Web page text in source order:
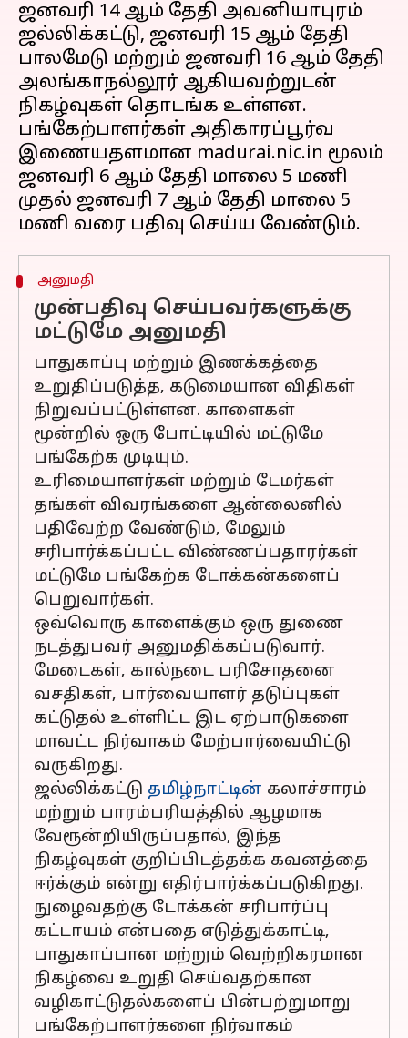
ஜனவரி 14 ஆம் தேதி அவனியாபுரம்
ஜல்லிக்கட்டு, ஜனவரி 15 ஆம் தேதி
பாலமேடு மற்றும் ஜனவரி 16 ஆம் தேதி
அலங்காநல்லூர் ஆகியவற்றுடன்
நிகழ்வுகள் தொடங்க உள்ளன.
பங்கேற்பாளர்கள் அதிகாரப்பூர்வ
இணையதளமான madurai.nic.in மூலம்
ஜனவரி 6 ஆம் தேதி மாலை 5 மணி
முதல் ஜனவரி 7 ஆம் தேதி மாலை 5
அனுமதி
முன்பதிவு செய்பவர்களுக்கு
மட்டுமே அனுமதி
பாதுகாப்பு மற்றும் இணக்கத்தை
உறுதிப்படுத்த, கடுமையான விதிகள்
நிறுவப்பட்டுள்ளன. காளைகள்
மூன்றில் ஒரு போட்டியில் மட்டுமே
பங்கேற்க முடியும்.
உரிமையாளர்கள் மற்றும் டேமர்கள்
தங்கள் விவரங்களை ஆன்லைனில்
பதிவேற்ற வேண்டும், மேலும்
சரிபார்க்கப்பட்ட விண்ணப்பதாரர்கள்
மட்டுமே பங்கேற்க டோக்கன்களைப்
பெறுவார்கள்.
ஒவ்வொரு காளைக்கும் ஒரு துணை
நடத்துபவர் அனுமதிக்கப்படுவார்.
மேடைகள், கால்நடை பரிசோதனை
வசதிகள், பார்வையாளர் தடுப்புகள்
கட்டுதல் உள்ளிட்ட இட ஏற்பாடுகளை
மாவட்ட நிர்வாகம் மேற்பார்வையிட்டு
வருகிறது.
ஜல்லிக்கட்டு தமிழ்நாட்டின் கலாச்சாரம்
மற்றும் பாரம்பரியத்தில் ஆழமாக
வேரூன்றியிருப்பதால், இந்த
நிகழ்வுகள் குறிப்பிடத்தக்க கவனத்தை
ஈர்க்கும் என்று எதிர்பார்க்கப்படுகிறது.
நுழைவதற்கு டோக்கன் சரிபார்ப்பு
கட்டாயம் என்பதை எடுத்துக்காட்டி,
பாதுகாப்பான மற்றும் வெற்றிகரமான
நிகழ்வை உறுதி செய்வதற்கான
வழிகாட்டுதல்களைப் பின்பற்றுமாறு
பங்கேற்பாளர்களை நிர்வாகம்